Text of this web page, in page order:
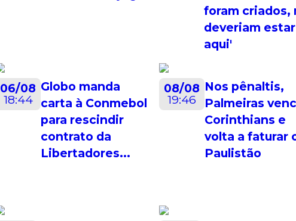
foram criados,
deveriam estar
aqui'
06/08
18:44
Globo manda
carta à Conmebol
para rescindir
contrato da
Libertadores...
08/08
19:46
Nos pênaltis,
Palmeiras
Corinthians e
volta a faturar
Paulistão